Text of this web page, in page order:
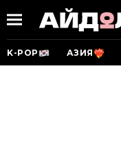
K-POP АЗИЯ